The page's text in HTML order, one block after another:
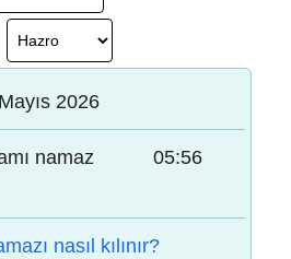
2026
namaz
05:56
nasıl kılınır?